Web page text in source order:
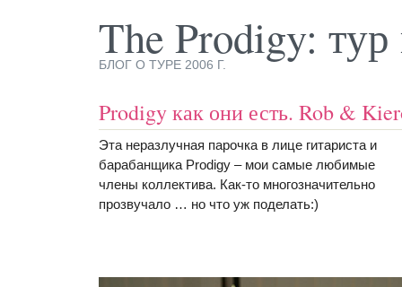
The Prodigy:
БЛОГ О ТУРЕ 2006 Г.
Prodigy как они есть. Rob &
Эта неразлучная парочка в лице гитариста и
барабанщика Prodigy – мои самые любимые
члены коллектива. Как-то многозначительно
прозвучало … но что уж поделать:)